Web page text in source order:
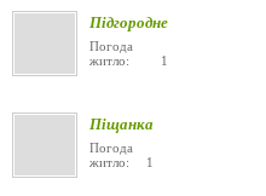
Підгородне
Погода
житло: 1
Піщанка
Погода
житло: 1